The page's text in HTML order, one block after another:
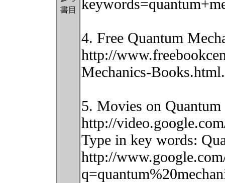
書目
4. Free Quantum
http://
Mechanics-Books.html.
5. Movies on
http://
Type in key words:
http://